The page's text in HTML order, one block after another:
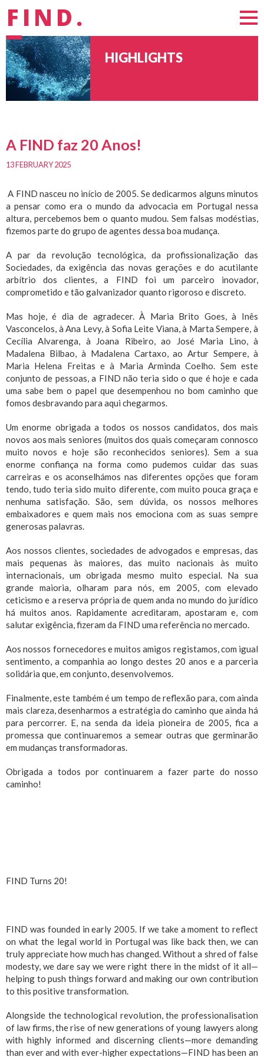
FIND.
HIGHLIGHTS
A FIND faz 20 Anos!
13 FEBRUARY 2025
A FIND nasceu no início de 2005. Se dedicarmos alguns minutos
a pensar como era o mundo da advocacia em Portugal nessa
altura, percebemos bem o quanto mudou. Sem falsas modéstias,
fizemos parte do grupo de agentes dessa boa mudança.
A par da revolução tecnológica, da profissionalização das
Sociedades, da exigência das novas gerações e do acutilante
arbítrio dos clientes, a FIND foi um parceiro inovador,
comprometido e tão galvanizador quanto rigoroso e discreto.
Mas hoje, é dia de agradecer. À Maria Brito Goes, à Inês
Vasconcelos, à Ana Levy, à Sofia Leite Viana, à Marta Sempere, à
Cecília Alvarenga, à Joana Ribeiro, ao José Maria Lino, à
Madalena Bilbao, à Madalena Cartaxo, ao Artur Sempere, à
Maria Helena Freitas e à Maria Arminda Coelho. Sem este
conjunto de pessoas, a FIND não teria sido o que é hoje e cada
uma sabe bem o papel que desempenhou no bom caminho que
fomos desbravando para aqui chegarmos.
Um enorme obrigada a todos os nossos candidatos, dos mais
novos aos mais seniores (muitos dos quais começaram connosco
muito novos e hoje são reconhecidos seniores). Sem a sua
enorme confiança na forma como pudemos cuidar das suas
carreiras e os aconselhámos nas diferentes opções que foram
tendo, tudo teria sido muito diferente, com muito pouca graça e
nenhuma satisfação. São, sem dúvida, os nossos melhores
embaixadores e quem mais nos emociona com as suas sempre
generosas palavras.
Aos nossos clientes, sociedades de advogados e empresas, das
mais pequenas às maiores, das muito nacionais às muito
internacionais, um obrigada mesmo muito especial. Na sua
grande maioria, olharam para nós, em 2005, com elevado
ceticismo e a reserva própria de quem anda no mundo do jurídico
há muitos anos. Rapidamente acreditaram, apostaram e, com
salutar exigência, fizeram da FIND uma referência no mercado.
Aos nossos fornecedores e muitos amigos registamos, com igual
sentimento, a companhia ao longo destes 20 anos e a parceria
solidária que, em conjunto, desenvolvemos.
Finalmente, este também é um tempo de reflexão para, com ainda
mais clareza, desenharmos a estratégia do caminho que ainda há
para percorrer. E, na senda da ideia pioneira de 2005, fica a
promessa que continuaremos a semear outras que germinarão
em mudanças transformadoras.
Obrigada a todos por continuarem a fazer parte do nosso
caminho!
FIND Turns 20!
FIND was founded in early 2005. If we take a moment to reflect
on what the legal world in Portugal was like back then, we can
truly appreciate how much has changed. Without a shred of false
modesty, we dare say we were right there in the midst of it all—
helping to push things forward and making our own contribution
to this positive transformation.
Alongside the technological revolution, the professionalisation
of law firms, the rise of new generations of young lawyers along
with highly informed and discerning clients—more demanding
than ever and with ever-higher expectations—FIND has been an